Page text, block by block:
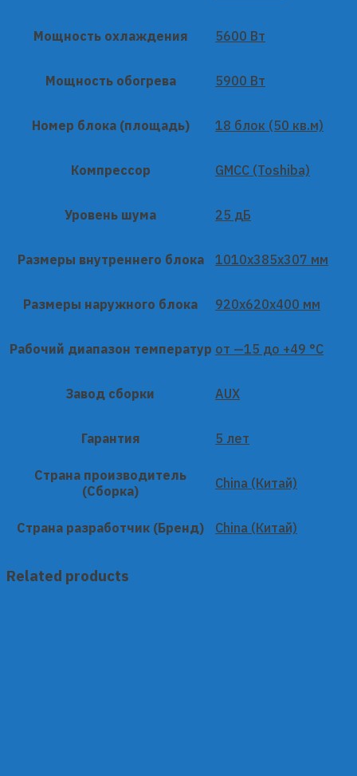
Мощность охлаждения 5600 Вт
Мощность обогрева 5900 Вт
Номер блока (площадь) 18 блок (50 кв.м)
Компрессор GMCC (Toshiba)
Уровень шума 25 дБ
Размеры внутреннего блока 1010x385x307 мм
Размеры наружного блока 920x620x400 мм
Рабочий диапазон температур от —15 до +49 °C
Завод сборки AUX
Гарантия 5 лет
Страна производитель
(Сборка)
China (Китай)
Страна разработчик (Бренд) China (Китай)
Related products